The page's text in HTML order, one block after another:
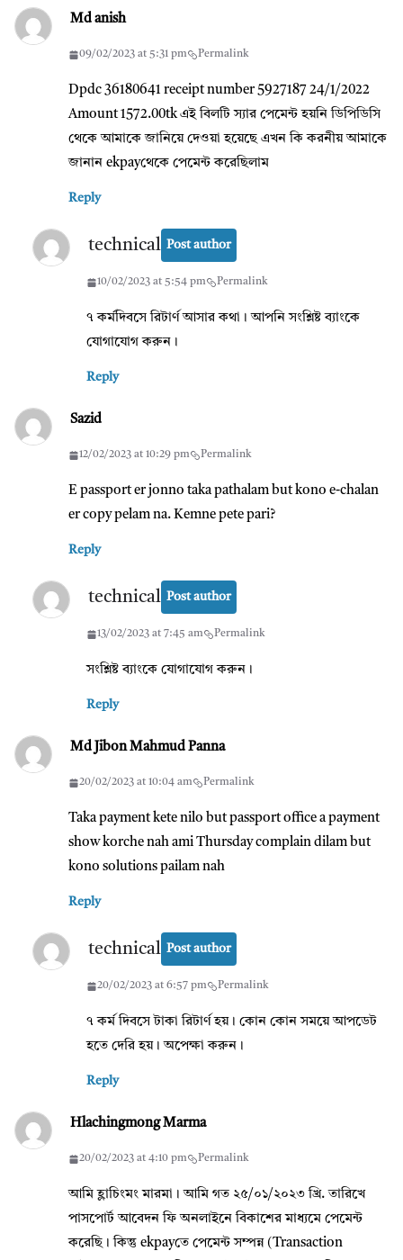
Md anish
09/02/2023 at 5:31 pm Permalink
Dpdc 36180641 receipt number 5927187 24/1/2022
Amount 1572.00tk এই বিলটি স্যার পেমেন্ট হয়নি ডিপিডিসি
থেকে আমাকে জানিয়ে দেওয়া হয়েছে এখন কি করনীয় আমাকে
জানান ekpayথেকে পেমেন্ট করেছিলাম
Reply
technical Post author
10/02/2023 at 5:54 pm Permalink
৭ কর্মদিবসে রিটার্ণ আসার কথা। আপনি সংশ্লিষ্ট ব্যাংকে
যোগাযোগ করুন।
Reply
Sazid
12/02/2023 at 10:29 pm Permalink
E passport er jonno taka pathalam but kono e-chalan
er copy pelam na. Kemne pete pari?
Reply
technical Post author
13/02/2023 at 7:45 am Permalink
সংশ্লিষ্ট ব্যাংকে যোগাযোগ করুন।
Reply
Md Jibon Mahmud Panna
20/02/2023 at 10:04 am Permalink
Taka payment kete nilo but passport office a payment
show korche nah ami Thursday complain dilam but
kono solutions pailam nah
Reply
technical Post author
20/02/2023 at 6:57 pm Permalink
৭ কর্ম দিবসে টাকা রিটার্ণ হয়। কোন কোন সময়ে আপডেট
হতে দেরি হয়। অপেক্ষা করুন।
Reply
Hlachingmong Marma
20/02/2023 at 4:10 pm Permalink
আমি হ্লাচিংমং মারমা। আমি গত ২৫/০১/২০২৩ খ্রি. তারিখে
পাসপোর্ট আবেদন ফি অনলাইনে বিকাশের মাধ্যমে পেমেন্ট
করেছি। কিন্তু ekpayতে পেমেন্ট সম্পন্ন (Transaction